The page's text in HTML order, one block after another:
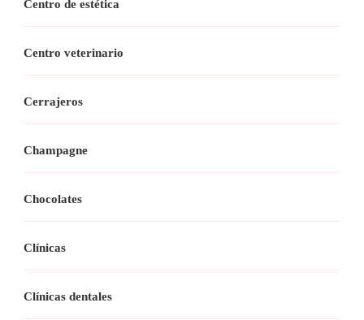
Centro de estética
Centro veterinario
Cerrajeros
Champagne
Chocolates
Clínicas
Clínicas dentales